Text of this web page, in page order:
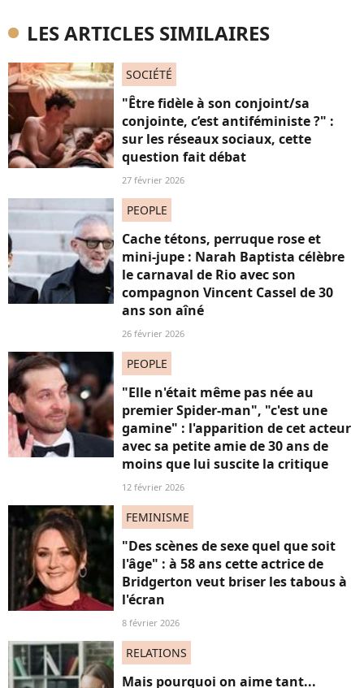
LES ARTICLES SIMILAIRES
SOCIÉTÉ
"Être fidèle à son conjoint/sa
conjointe, c’est antiféministe ?" :
sur les réseaux sociaux, cette
question fait débat
27 février 2026
PEOPLE
Cache tétons, perruque rose et
mini-jupe : Narah Baptista célèbre
le carnaval de Rio avec son
compagnon Vincent Cassel de 30
ans son aîné
26 février 2026
PEOPLE
"Elle n'était même pas née au
premier Spider-man", "c'est une
gamine" : l'apparition de cet acteur
avec sa petite amie de 30 ans de
moins que lui suscite la critique
12 février 2026
FEMINISME
"Des scènes de sexe quel que soit
l'âge" : à 58 ans cette actrice de
Bridgerton veut briser les tabous à
l'écran
8 février 2026
RELATIONS
Mais pourquoi on aime tant...